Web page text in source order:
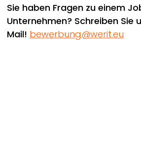
Sie haben Fragen zu einem
Unternehmen? Schreiben Sie
Mail! bewerbung@werit.eu